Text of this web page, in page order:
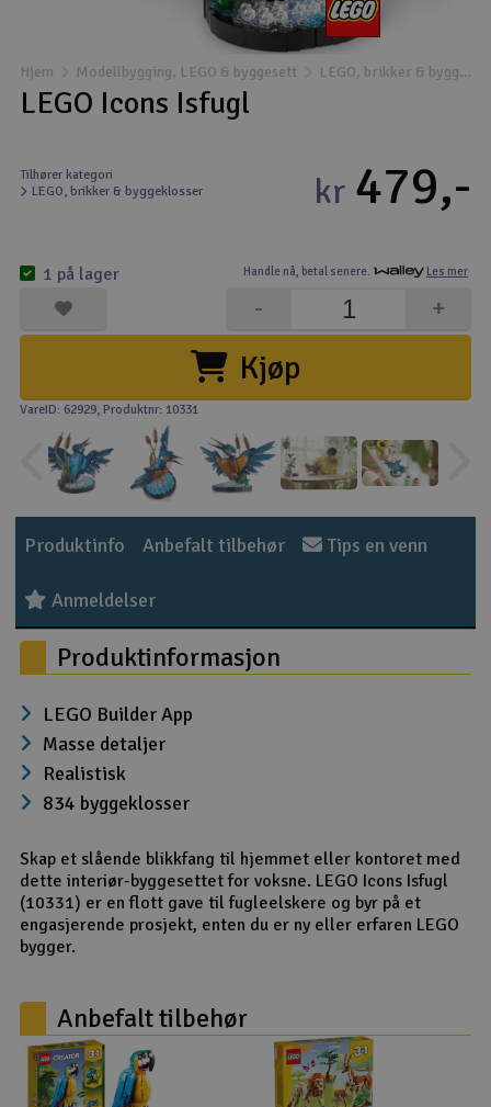
Droner
Fly
Helikopter
Kamerautstyr
Modellbygging, LEGO & byggesett
Modelljernbane
Motor & tilbehør
Outlet
Radioutstyr
Raketter
Solenergi
Sparkesykler & elkjøretøy
Verktøy, utstyr & tilbehør
Gavekort
Hjem Modellbygging, LEGO & byggesett LEGO, brikker & byggeklosser
LEGO Icons Isfugl
Tilhører kategori
LEGO, brikker & byggeklosser
Handle nå, betal senere. Les mer
kr 479,-
Kjøp
+
-
1 på lager
VareID: 62929, Produktnr: 10331
Produktinfo Anbefalt tilbehør Tips en venn
Anmeldelser
Produktinformasjon
LEGO Builder App
Masse detaljer
Realistisk
834 byggeklosser
Skap et slående blikkfang til hjemmet eller kontoret med
dette interiør-byggesettet for voksne. LEGO Icons Isfugl
(10331) er en flott gave til fugleelskere og byr på et
engasjerende prosjekt, enten du er ny eller erfaren LEGO
bygger.
Anbefalt tilbehør